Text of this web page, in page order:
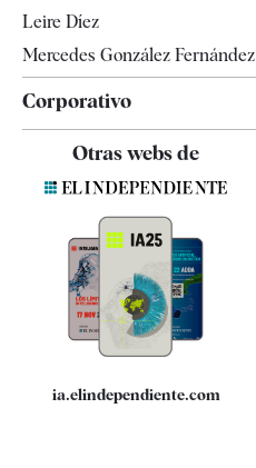
Leire Díez
Mercedes González Fernández
Corporativo
Quiénes somos
Especificaciones
Otras webs de
ia.elindependiente.com